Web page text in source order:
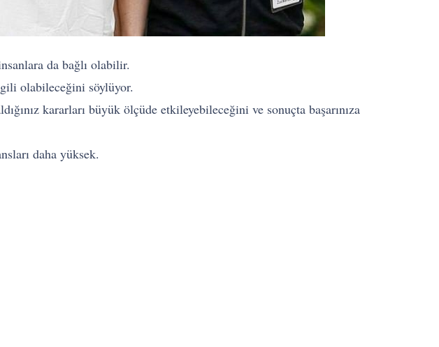
da bağlı olabilir.
olabileceğini söylüyor.
kararları büyük ölçüde etkileyebileceğini ve sonuçta başarınıza
daha yüksek.